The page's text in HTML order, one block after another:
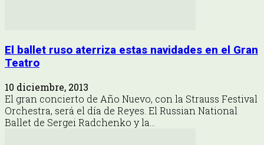
El ballet ruso aterriza estas navidades en el Gran
Teatro
10 diciembre, 2013
El gran concierto de Año Nuevo, con la Strauss Festival
Orchestra, será el día de Reyes. El Russian National
Ballet de Sergei Radchenko y la...